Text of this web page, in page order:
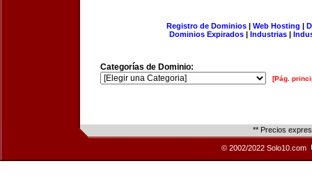
Registro de Dominios| Web Hosting |
Dominios Expirados | Industrias |
Categorías de Dominio:
[Pág.
** Precios
© 2002/2022 Solo10.com